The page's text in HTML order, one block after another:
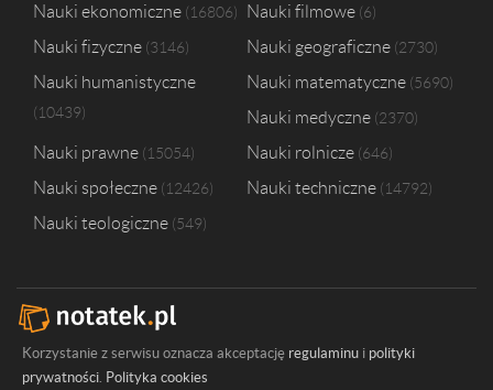
Nauki ekonomiczne 16806 Nauki filmowe 6
Nauki fizyczne 3146 Nauki geograficzne 2730
Nauki humanistyczne
10439
Nauki matematyczne 5690
Nauki medyczne 2370
Nauki prawne 15054 Nauki rolnicze 646
Nauki społeczne 12426 Nauki techniczne 14792
Nauki teologiczne 549
Korzystanie z serwisu oznacza akceptację regulaminu i polityki
prywatności. Polityka cookies